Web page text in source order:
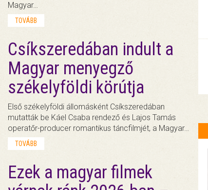
Magyar…
TOVÁBB
Csíkszeredában indult a
Magyar menyegző
székelyföldi körútja
Első székelyföldi állomásként Csíkszeredában
mutatták be Káel Csaba rendező és Lajos Tamás
operatőr-producer romantikus táncfilmjét, a Magyar…
TOVÁBB
Ezek a magyar filmek